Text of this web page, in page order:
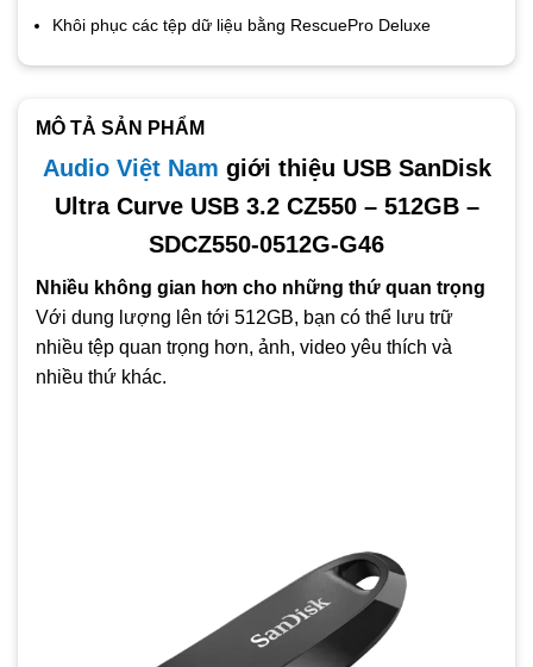
Khôi phục các tệp dữ liệu bằng RescuePro Deluxe
MÔ TẢ SẢN PHẨM
Audio Việt Nam giới thiệu USB SanDisk
Ultra Curve USB 3.2 CZ550 – 512GB –
SDCZ550-0512G-G46
Nhiều không gian hơn cho những thứ quan trọng
Với dung lượng lên tới 512GB, bạn có thể lưu trữ
nhiều tệp quan trọng hơn, ảnh, video yêu thích và
nhiều thứ khác.